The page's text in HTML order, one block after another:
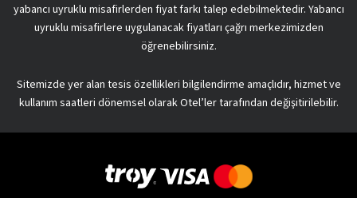
yabancı uyruklu misafirlerden fiyat farkı talep edebilmektedir. Yabancı
uyruklu misafirlere uygulanacak fiyatları çağrı merkezimizden
öğrenebilirsiniz.
Sitemizde yer alan tesis özellikleri bilgilendirme amaçlıdır, hizmet ve
kullanım saatleri dönemsel olarak Otel’ler tarafından değişitirilebilir.